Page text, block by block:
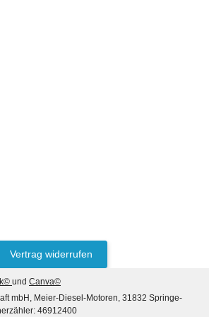
Vertrag widerrufen
und Canva©
mbH, Meier-Diesel-Motoren, 31832 Springe-
46912400